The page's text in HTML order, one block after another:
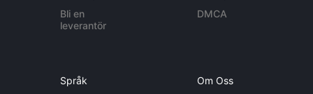
Bli en
leverantör
DMCA
Språk Om Oss